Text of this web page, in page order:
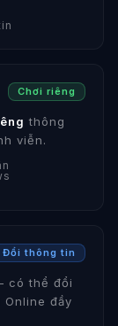
Chơi riêng
thông
viễn.
Đổi thông tin
có thể đổi
đầy